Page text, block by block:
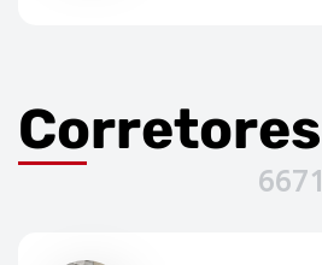
Corretores
6671